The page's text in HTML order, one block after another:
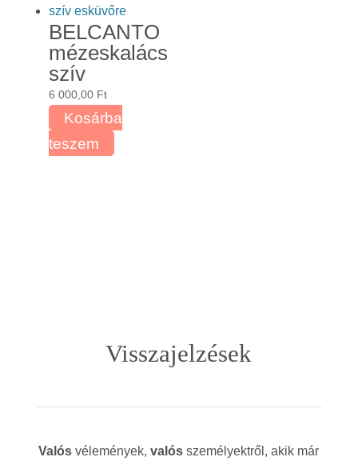
BELCANTO
mézeskalács
szív
6 000,00 Ft
Kosárba
teszem
Visszajelzések
Valós vélemények,valós személyektről, akik már